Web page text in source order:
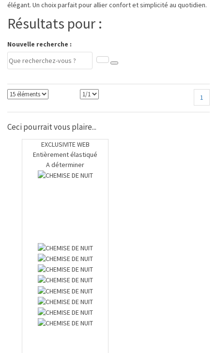
élégant. Un choix parfait pour allier confort et simplicité au quotidien.
Résultats pour :
Nouvelle recherche :
1
Ceci pourrait vous plaire...
EXCLUSIVITE WEB
Entièrement élastiqué
A déterminer